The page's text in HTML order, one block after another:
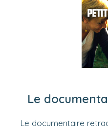
Le
Le documentaire